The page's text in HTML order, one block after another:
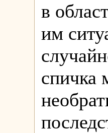
в
им
спичка